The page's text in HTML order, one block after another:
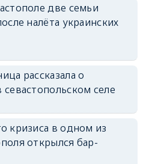
две семьи
налёта украинских
рассказала о
селе
кризиса в одном из
открылся бар-